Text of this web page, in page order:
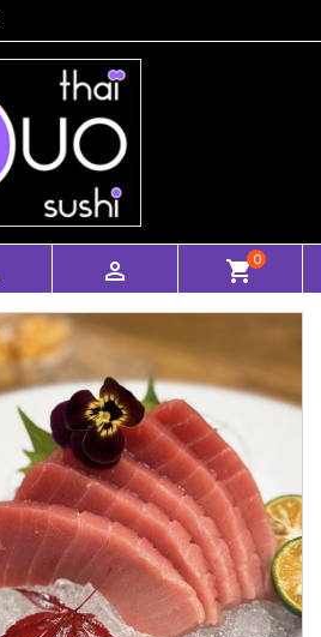
 shopping_cart0